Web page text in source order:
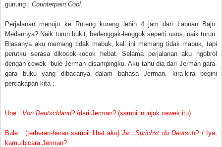
gunung : Counterpain Cool.
Perjalanan menuju ke Ruteng kurang lebih 4 jam dari Labuan Bajo.
Medannya? Naik turun bukit, berlenggak-lenggok seperti usus, naik turun.
Biasanya aku memang tidak mabuk, kali ini memang tidak mabuk, tapi
perutku serasa dikocok-kocok hebat. Selama perjalanan aku ngobrol
dengan cewek bule Jerman disampingku. Aku tahu dia dari Jerman gara-
gara buku yang dibacanya dalam bahasa Jerman, kira-kira begini
percakapan kita :
Une : Von Deutschland?/dari Jerman? (sambil nunjuk cewek itu)
Bule : (terheran-heran sambil lihat aku)Ja…Sprichst du Deutsch?/ Iya,
kamu bicara Jerman?